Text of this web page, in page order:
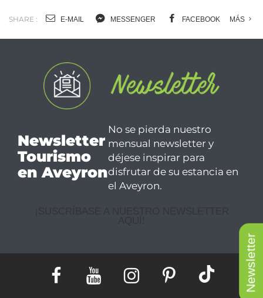
Newsletter
SHARE : E-MAIL MESSENGER FACEBOOK MÁS
Newsletter
Tourismo
en Aveyron
No se pierda nuestro
mensual newsletter y
déjese inspirar para
disfrutar de su estancia en
el Aveyron.
¡SUSCRÍBASE A NUESTRO NEWSLETTER
AQUÍ!